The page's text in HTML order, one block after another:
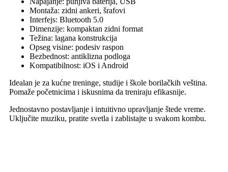
Montaža: zidni ankeri, šrafovi
Interfejs: Bluetooth 5.0
Dimenzije: kompaktan zidni format
Težina: lagana konstrukcija
Opseg visine: podesiv raspon
Bezbednost: antiklizna podloga
Kompatibilnost: iOS i Android
Idealan je za kućne treninge, studije i škole borilačkih veština.
Pomaže početnicima i iskusnima da treniraju efikasnije.
Jednostavno postavljanje i intuitivno upravljanje štede vreme.
Uključite muziku, pratite svetla i zablistajte u svakom kombu.